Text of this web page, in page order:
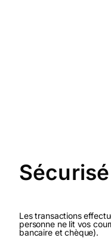
Sécurisé
Les transactions
personne ne lit vos
bancaire et chèque).